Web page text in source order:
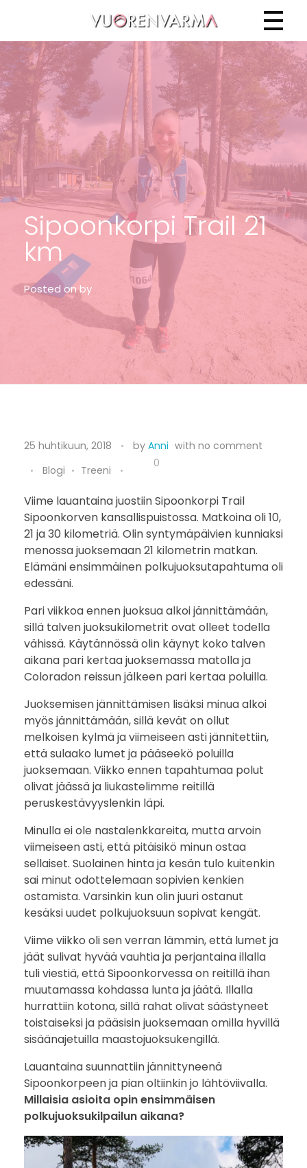
Vuorenvarma
Sipoonkorpi Trail 21
km
Posted on by
S
p
o
o
n
k
o
r
p
i
T
r
a
i
l
2
k
m
25 huhtikuun, 2018 by Anni with no comment
Blogi
Treeni
0
Viime lauantaina juostiin Sipoonkorpi Trail
Sipoonkorven kansallispuistossa. Matkoina oli 10,
21 ja 30 kilometriä. Olin syntymäpäivien kunniaksi
menossa juoksemaan 21 kilometrin matkan.
Elämäni ensimmäinen polkujuoksutapahtuma oli
edessäni.
Pari viikkoa ennen juoksua alkoi jännittämään,
sillä talven juoksukilometrit ovat olleet todella
vähissä. Käytännössä olin käynyt koko talven
aikana pari kertaa juoksemassa matolla ja
Coloradon reissun jälkeen pari kertaa poluilla.
Juoksemisen jännittämisen lisäksi minua alkoi
myös jännittämään, sillä kevät on ollut
melkoisen kylmä ja viimeiseen asti jännitettiin,
että sulaako lumet ja pääseekö poluilla
juoksemaan. Viikko ennen tapahtumaa polut
olivat jäässä ja liukastelimme reitillä
peruskestävyyslenkin läpi.
Minulla ei ole nastalenkkareita, mutta arvoin
viimeiseen asti, että pitäisikö minun ostaa
sellaiset. Suolainen hinta ja kesän tulo kuitenkin
sai minut odottelemaan sopivien kenkien
ostamista. Varsinkin kun olin juuri ostanut
kesäksi uudet polkujuoksuun sopivat kengät.
Viime viikko oli sen verran lämmin, että lumet ja
jäät sulivat hyvää vauhtia ja perjantaina illalla
tuli viestiä, että Sipoonkorvessa on reitillä ihan
muutamassa kohdassa lunta ja jäätä. Illalla
hurrattiin kotona, sillä rahat olivat säästyneet
toistaiseksi ja pääsisin juoksemaan omilla hyvillä
sisäänajetuilla maastojuoksukengillä.
Lauantaina suunnattiin jännittyneenä
Sipoonkorpeen ja pian oltiinkin jo lähtöviivalla.
Millaisia asioita opin ensimmäisen
polkujuoksukilpailun aikana?